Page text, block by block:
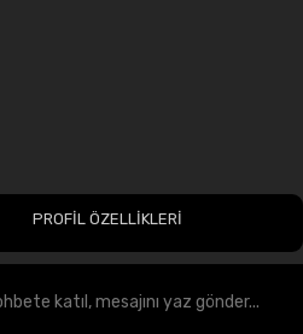
PROFİL ÖZELLİKLERİ